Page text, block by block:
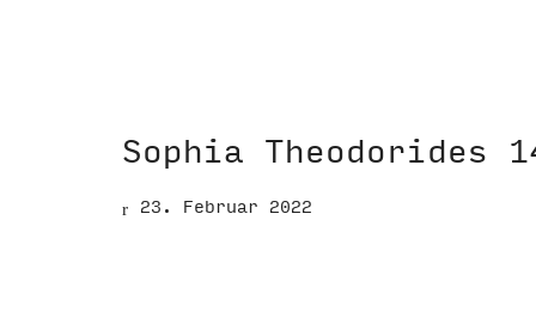
Sophia Theodorides
23. Februar 2022